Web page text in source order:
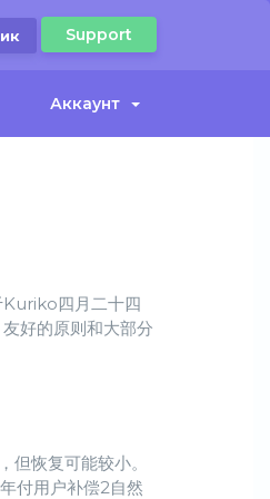
Support
Аккаунт
Kuriko四月二十四
好的原则和大部分
恢复可能较小。
付用户补偿2自然